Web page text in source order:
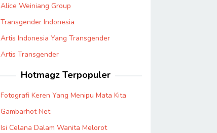
Alice Weiniang Group
Transgender Indonesia
Artis Indonesia Yang Transgender
Artis Transgender
Hotmagz Terpopuler
Fotografi Keren Yang Menipu Mata Kita
Gambarhot Net
Isi Celana Dalam Wanita Melorot